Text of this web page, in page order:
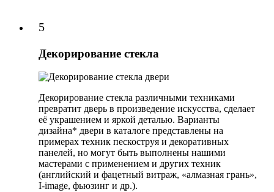
5
Декорирование стекла
Декорирование стекла различными техниками
превратит дверь в произведение искусства, сделает
её украшением и яркой деталью. Варианты
дизайна* двери в каталоге представлены на
примерах техник пескоструя и декоративных
панелей, но могут быть выполнены нашими
мастерами с применением и других техник
(английский и фацетный витраж, «алмазная грань»,
I-image, фьюзинг и др.).